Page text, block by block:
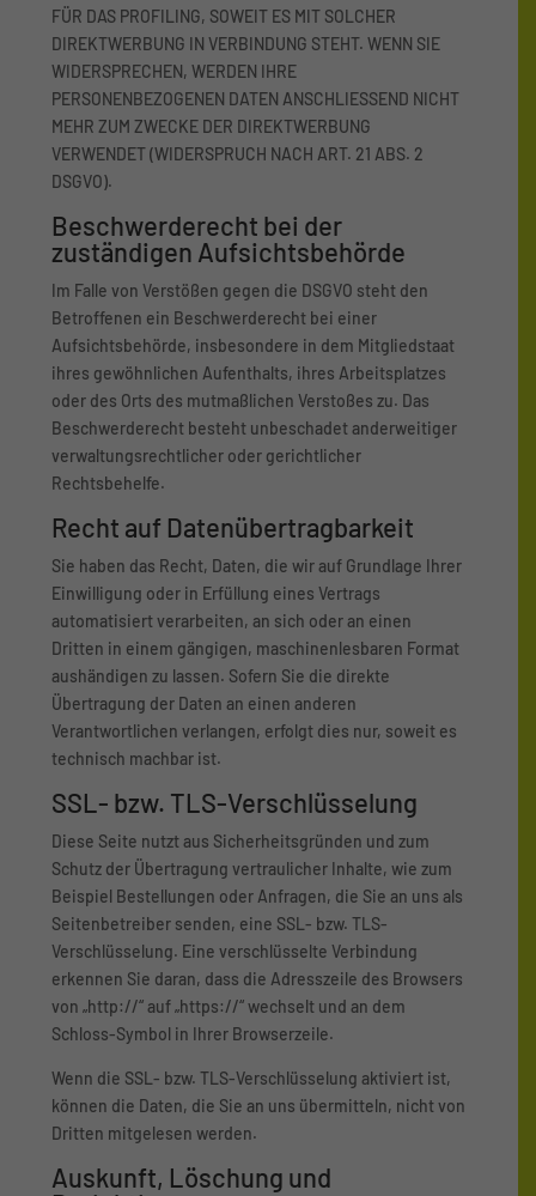
FÜR DAS PROFILING, SOWEIT ES MIT SOLCHER
DIREKTWERBUNG IN VERBINDUNG STEHT. WENN SIE
WIDERSPRECHEN, WERDEN IHRE
PERSONENBEZOGENEN DATEN ANSCHLIESSEND NICHT
MEHR ZUM ZWECKE DER DIREKTWERBUNG
VERWENDET (WIDERSPRUCH NACH ART. 21 ABS. 2
DSGVO).
Beschwerde­recht bei der
zuständigen Aufsichts­behörde
Im Falle von Verstößen gegen die DSGVO steht den
Betroffenen ein Beschwerderecht bei einer
Aufsichtsbehörde, insbesondere in dem Mitgliedstaat
ihres gewöhnlichen Aufenthalts, ihres Arbeitsplatzes
oder des Orts des mutmaßlichen Verstoßes zu. Das
Beschwerderecht besteht unbeschadet anderweitiger
verwaltungsrechtlicher oder gerichtlicher
Rechtsbehelfe.
Recht auf Daten­übertrag­barkeit
Sie haben das Recht, Daten, die wir auf Grundlage Ihrer
Einwilligung oder in Erfüllung eines Vertrags
automatisiert verarbeiten, an sich oder an einen
Dritten in einem gängigen, maschinenlesbaren Format
aushändigen zu lassen. Sofern Sie die direkte
Übertragung der Daten an einen anderen
Verantwortlichen verlangen, erfolgt dies nur, soweit es
technisch machbar ist.
SSL- bzw. TLS-Verschlüsselung
Diese Seite nutzt aus Sicherheitsgründen und zum
Schutz der Übertragung vertraulicher Inhalte, wie zum
Beispiel Bestellungen oder Anfragen, die Sie an uns als
Seitenbetreiber senden, eine SSL- bzw. TLS-
Verschlüsselung. Eine verschlüsselte Verbindung
erkennen Sie daran, dass die Adresszeile des Browsers
von „http://“ auf „https://“ wechselt und an dem
Schloss-Symbol in Ihrer Browserzeile.
Wenn die SSL- bzw. TLS-Verschlüsselung aktiviert ist,
können die Daten, die Sie an uns übermitteln, nicht von
Dritten mitgelesen werden.
Auskunft, Löschung und